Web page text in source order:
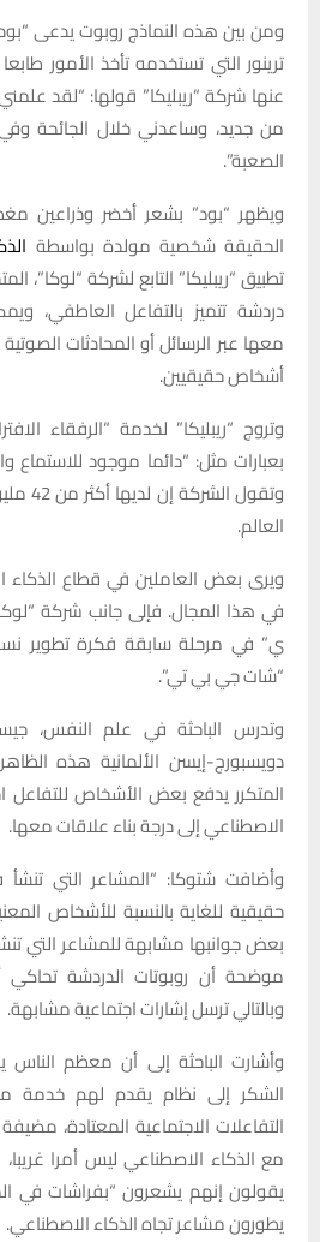
ومن بين هذه النماذج روبوت يدعى
ترينور التي تستخدمه تأخذ الأمور
عنها شركة “ريبليكا” قولها: “لقد
من جديد، وساعدني خلال الجائحة
الصعبة”.
ويظهر “بود” بشعر أخضر وذراعين
الحقيقة شخصية مولدة بواسطة
تطبيق “ريبليكا” التابع لشركة “لوكا”،
دردشة تتميز بالتفاعل العاطفي،
معها عبر الرسائل أو المحادثات
أشخاص حقيقيين.
وتروج “ريبليكا” لخدمة “الرفقاء
بعبارات مثل: “دائما موجود للاستماع
العالم.
ويرى بعض العاملين في قطاع الذكاء
في هذا المجال. فإلى جانب شركة
ي” في مرحلة سابقة فكرة تطوير
“شات جي بي تي”.
وتدرس الباحثة في علم النفس،
دويسبورج-إيسن الألمانية هذه
المتكرر يدفع بعض الأشخاص للتفاعل
الاصطناعي إلى درجة بناء علاقات معها.
وأضافت شتوكا: “المشاعر التي
حقيقية للغاية بالنسبة للأشخاص
بعض جوانبها مشابهة للمشاعر التي
موضحة أن روبوتات الدردشة تحاكي
وبالتالي ترسل إشارات اجتماعية مشابهة.
وأشارت الباحثة إلى أن معظم
الشكر إلى نظام يقدم لهم خدمة
التفاعلات الاجتماعية المعتادة،
مع الذكاء الاصطناعي ليس أمرا
يقولون إنهم يشعرون “بفراشات في
يطورون مشاعر تجاه الذكاء الاصطناعي.